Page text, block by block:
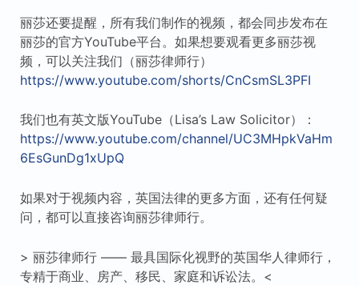
丽莎还要提醒，所有我们制作的视频，都会同步发布在
丽莎的官方YouTube平台。如果想要观看更多丽莎视
频，可以关注我们（丽莎律师行）
https://www.youtube.com/shorts/CnCsmSL3PFI
我们也有英文版YouTube（Lisa’s Law Solicitor）：
https://www.youtube.com/channel/UC3MHpkVaHm
6EsGunDg1xUpQ
如果对于视频内容，英国法律的更多方面，还有任何疑
问，都可以直接咨询丽莎律师行。
> 丽莎律师行 —— 最具国际化视野的英国华人律师行，
专精于商业、房产、移民、家庭和诉讼法。<